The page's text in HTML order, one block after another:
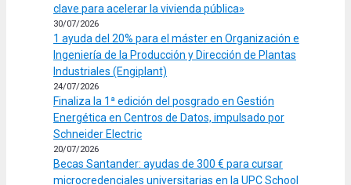
clave para acelerar la vivienda pública»
30/07/2026
1 ayuda del 20% para el máster en Organización e
Ingeniería de la Producción y Dirección de Plantas
Industriales (Engiplant)
24/07/2026
Finaliza la 1ª edición del posgrado en Gestión
Energética en Centros de Datos, impulsado por
Schneider Electric
20/07/2026
Becas Santander: ayudas de 300 € para cursar
microcredenciales universitarias en la UPC School